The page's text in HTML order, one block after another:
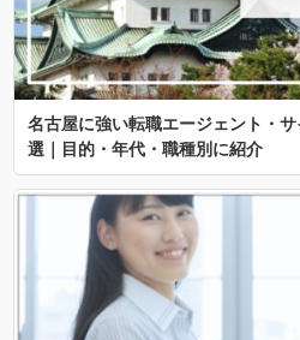
名古屋に強い転職エージェント・
選｜目的・年代・職種別に紹介